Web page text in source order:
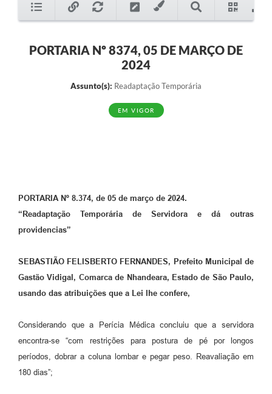
PORTARIA Nº 8374, 05 DE MARÇO DE
2024
Assunto(s): Readaptação Temporária
EM VIGOR
PORTARIA Nº 8.374, de 05 de março de 2024.
“Readaptação Temporária de Servidora e dá outras
providencias”
SEBASTIÃO FELISBERTO FERNANDES, Prefeito Municipal de
Gastão Vidigal, Comarca de Nhandeara, Estado de São Paulo,
usando das atribuições que a Lei lhe confere,
Considerando que a Perícia Médica concluiu que a servidora
encontra-se “com restrições para postura de pé por longos
períodos, dobrar a coluna lombar e pegar peso. Reavaliação em
180 dias”;